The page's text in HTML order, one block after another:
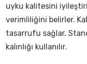
uyku kalitesini
verimliliğini belirler.
tasarrufu sağlar.
kalınlığı kullanılır.